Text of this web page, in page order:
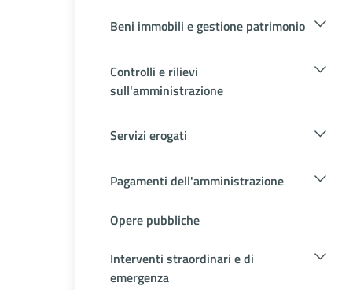
Beni immobili e gestione patrimonio
Controlli e rilievi
sull'amministrazione
Servizi erogati
Pagamenti dell'amministrazione
Opere pubbliche
Interventi straordinari e di
emergenza